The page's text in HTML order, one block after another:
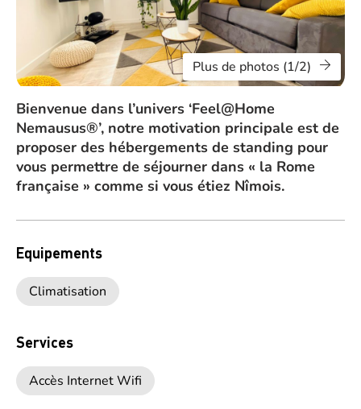
Plus de photos (1/2)
Bienvenue dans l’univers ‘Feel@Home
Nemausus®’, notre motivation principale est de
proposer des hébergements de standing pour
vous permettre de séjourner dans « la Rome
française » comme si vous étiez Nîmois.
Equipements
Climatisation
Services
Accès Internet Wifi